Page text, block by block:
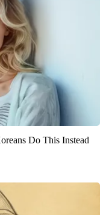
Do This Instead